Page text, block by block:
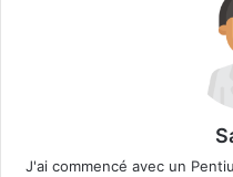
J'ai commencé avec un